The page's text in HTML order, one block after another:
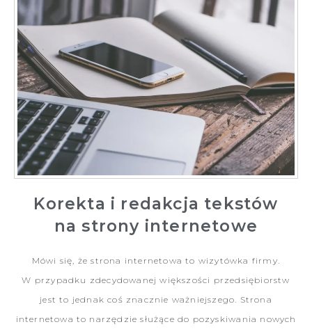
Korekta i redakcja tekstów
na strony internetowe
Mówi się, że strona internetowa to wizytówka firmy.
W przypadku zdecydowanej większości przedsiębiorstw
jest to jednak coś znacznie ważniejszego. Strona
internetowa to narzędzie służące do pozyskiwania nowych